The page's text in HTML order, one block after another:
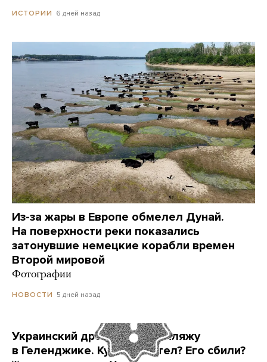
ИСТОРИИ 6 дней назад
Из-за жары в Европе обмелел Дунай.
На поверхности реки показались
затонувшие немецкие корабли времен
Второй мировой
Фотографии
НОВОСТИ 5 дней назад
Украинский дрон попал по пляжу
в Геленджике. Куда он летел? Его сбили?